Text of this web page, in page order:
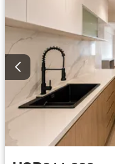
Parcialmente amoblado